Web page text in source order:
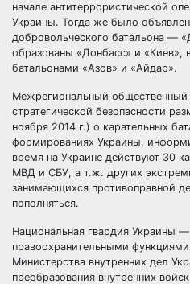
начале антитеррористической
Украины. Тогда же было
добровольческого батальона —
образованы «Донбасс» и «Киев»,
батальонами «Азов» и «Айдар».
Межрегиональный общественный
стратегической безопасности
ноября 2014 г.) о карательных
формированиях Украины,
время на Украине действуют 30
МВД и СБУ, а т.ж. других
занимающихся противоправной
пополняться.
Национальная гвардия Украины
правоохранительными
Министерства внутренних дел
преобразования внутренних